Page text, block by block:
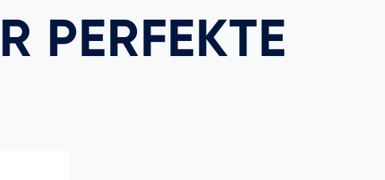
PERFEKTE